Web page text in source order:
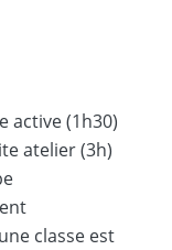
active (1h30)
atelier (3h)
classe est